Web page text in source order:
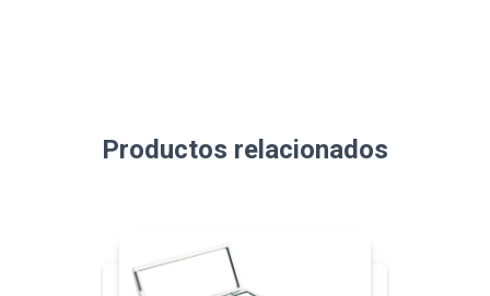
Productos relacionados